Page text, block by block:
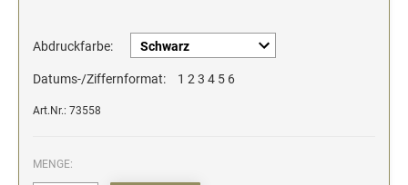
Abdruckfarbe:
Datums-/Ziffernformat: 1 2 3 4 5 6
Art.Nr.: 73558
MENGE: